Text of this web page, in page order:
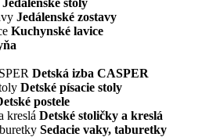
Jedálenské stoly
Jedálenské zostavy
Kuchynské lavice
Detská izba CASPER
Detské písacie stoly
postele
Detské stoličky a kreslá
Sedacie vaky, taburetky